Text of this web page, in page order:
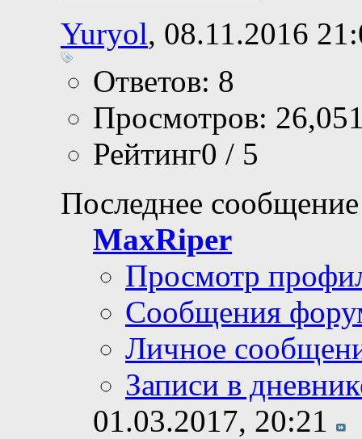
Yuryol, 08.11.2016
Ответов: 8
Просмотров:
Рейтинг0 / 5
Последнее
MaxRiper
Просмотр
Сообщения
Личное
Записи в
01.03.2017, 20:21